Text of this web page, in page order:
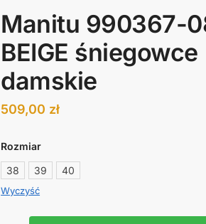
Manitu 990367-
BEIGE śniegowce
damskie
509,00 zł
Rozmiar
38
39 40
Wyczyść